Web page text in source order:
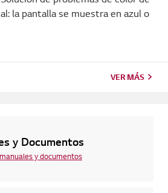
la pantalla se muestra en azul o
VER MÁS
y Documentos
y documentos